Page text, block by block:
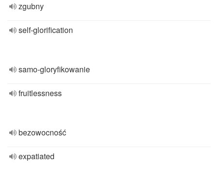
zgubny
self-glorification
samo-gloryfikowanie
fruitlessness
bezowocność
expatiated